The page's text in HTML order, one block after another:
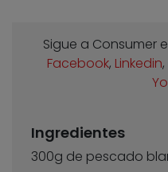
Sigue a Consumer
Facebook, Linkedin,
Ingredientes
300g de pescado